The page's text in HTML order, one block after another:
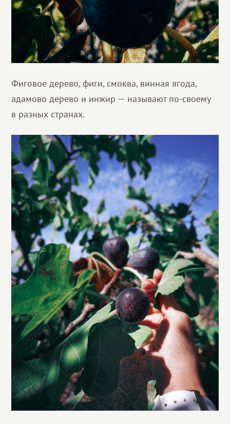
Фиговое дерево, фиги, смоква, винная ягода,
адамово дерево и инжир — называют по-своему
в разных странах.